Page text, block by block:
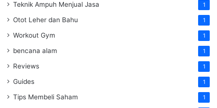
Teknik Ampuh Menjual Jasa 1
Otot Leher dan Bahu 1
Workout Gym 1
bencana alam 1
Reviews 1
Guides 1
Tips Membeli Saham 1